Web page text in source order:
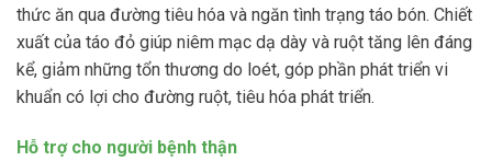
thức ăn qua đường tiêu hóa và ngăn tình trạng táo bón. Chiết
xuất của táo đỏ giúp niêm mạc dạ dày và ruột tăng lên đáng
kể, giảm những tổn thương do loét, góp phần phát triển vi
khuẩn có lợi cho đường ruột, tiêu hóa phát triển.
Hỗ trợ cho người bệnh thận